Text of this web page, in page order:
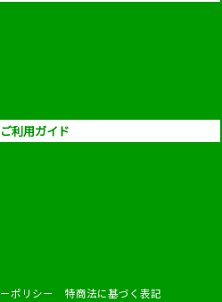
ご利用ガイド
ポリシー 特商法に基づく表記